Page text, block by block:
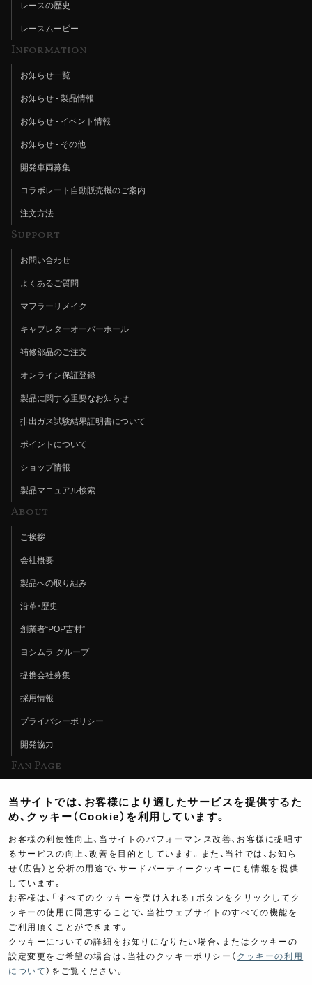
レースの歴史
レースムービー
Information
お知らせ一覧
お知らせ - 製品情報
お知らせ - イベント情報
お知らせ - その他
開発車両募集
コラボレート自動販売機のご案内
注文方法
Support
お問い合わせ
よくあるご質問
マフラーリメイク
キャブレターオーバーホール
補修部品のご注文
オンライン保証登録
製品に関する重要なお知らせ
排出ガス試験結果証明書について
ポイントについて
ショップ情報
製品マニュアル検索
About
ご挨拶
会社概要
製品への取り組み
沿革・歴史
創業者“POP吉村”
ヨシムラ グループ
提携会社募集
採用情報
プライバシーポリシー
開発協力
Fan Page
ヨシムラTV
イベント情報
イベントスケジュール
ツーリングブレイクタイム
製品ポスター
当サイトでは、お客様により適したサービスを提供するた
め、クッキー（Cookie）を利用しています。
お客様の利便性向上、当サイトのパフォーマンス改善、お客様に提唱す
るサービスの向上、改善を目的としています。また、当社では、お知ら
せ（広告）と分析の用途で、サードパーティークッキーにも情報を提供
しています。
お客様は、「すべてのクッキーを受け入れる」ボタンをクリックしてク
ッキーの使用に同意することで、当社ウェブサイトのすべての機能を
ご利用頂くことができます。
クッキーについての詳細をお知りになりたい場合、またはクッキーの
設定変更をご希望の場合は、当社のクッキーポリシー（ クッキーの利用
について ）をご覧ください。